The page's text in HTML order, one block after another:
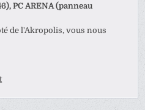
PC ARENA (panneau
de l'Akropolis, vous nous